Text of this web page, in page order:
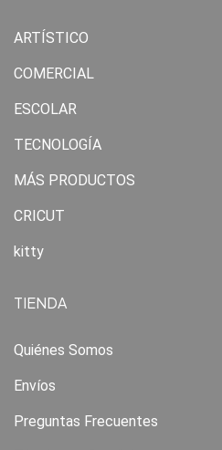
ARTÍSTICO
COMERCIAL
ESCOLAR
TECNOLOGÍA
MÁS PRODUCTOS
CRICUT
kitty
TIENDA
Quiénes Somos
Envíos
Preguntas Frecuentes